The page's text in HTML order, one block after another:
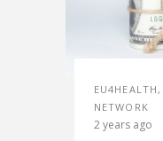
EU4HEALTH ,
NETWORK
2 years ago